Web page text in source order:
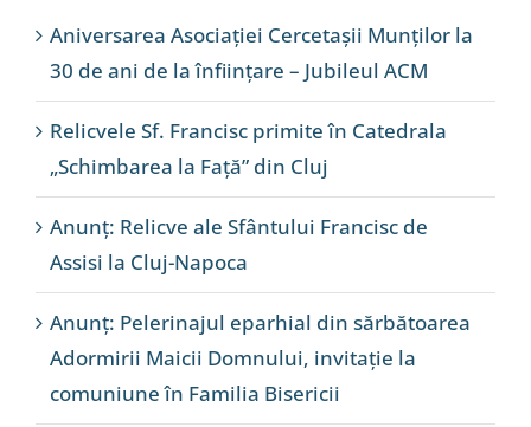
Aniversarea Asociației Cercetașii Munților la
30 de ani de la înființare – Jubileul ACM
Relicvele Sf. Francisc primite în Catedrala
„Schimbarea la Față” din Cluj
Anunț: Relicve ale Sfântului Francisc de
Assisi la Cluj-Napoca
Anunț: Pelerinajul eparhial din sărbătoarea
Adormirii Maicii Domnului, invitație la
comuniune în Familia Bisericii